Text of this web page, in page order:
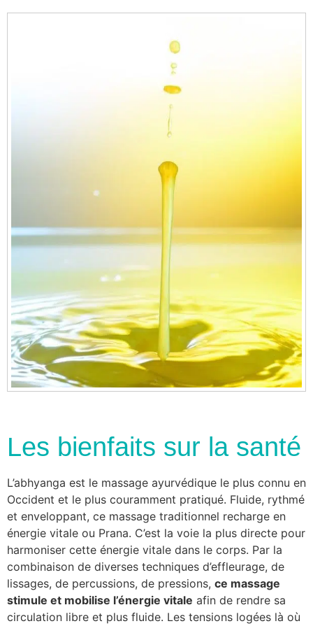
Les bienfaits sur la santé
L’abhyanga est le massage ayurvédique le plus connu en
Occident et le plus couramment pratiqué. Fluide, rythmé
et enveloppant, ce massage traditionnel recharge en
énergie vitale ou Prana. C’est la voie la plus directe pour
harmoniser cette énergie vitale dans le corps. Par la
combinaison de diverses techniques d’effleurage, de
lissages, de percussions, de pressions, ce massage
stimule et mobilise l’énergie vitale afin de rendre sa
circulation libre et plus fluide. Les tensions logées là où